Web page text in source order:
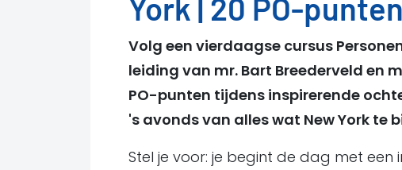
Volg een vierdaagse cursus
leiding van mr. Bart Breederveld en
PO-punten tijdens inspirerende
's avonds van alles wat New York te
Stel je voor: je begint de dag met een